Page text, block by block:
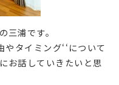
三浦です。
タイミング‘‘について
お話していきたいと思